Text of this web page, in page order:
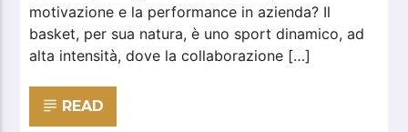
motivazione e la performance in azienda? Il
basket, per sua natura, è uno sport dinamico, ad
alta intensità, dove la collaborazione […]
READ